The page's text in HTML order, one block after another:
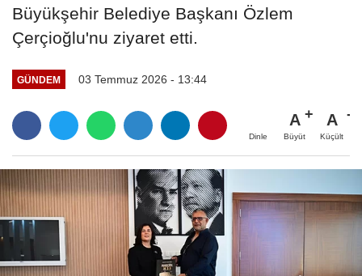
Büyükşehir Belediye Başkanı Özlem
Çerçioğlu'nu ziyaret etti.
GÜNDEM 03 Temmuz 2026 - 13:44
Dinle
A
Büyüt
A
Küçült